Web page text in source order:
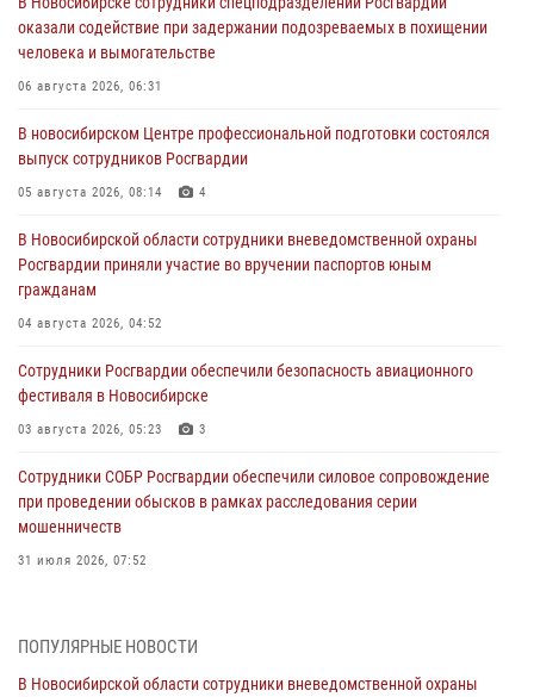
оказали содействие при задержании подозреваемых в похищении
человека и вымогательстве
06 августа 2026, 06:31
В новосибирском Центре профессиональной подготовки состоялся
выпуск сотрудников Росгвардии
05 августа 2026, 08:14 4
В Новосибирской области сотрудники вневедомственной охраны
Росгвардии приняли участие во вручении паспортов юным
гражданам
04 августа 2026, 04:52
Сотрудники Росгвардии обеспечили безопасность авиационного
фестиваля в Новосибирске
03 августа 2026, 05:23 3
Сотрудники СОБР Росгвардии обеспечили силовое сопровождение
при проведении обысков в рамках расследования серии
мошенничеств
31 июля 2026, 07:52
ПОПУЛЯРНЫЕ НОВОСТИ
В Новосибирской области сотрудники вневедомственной охраны